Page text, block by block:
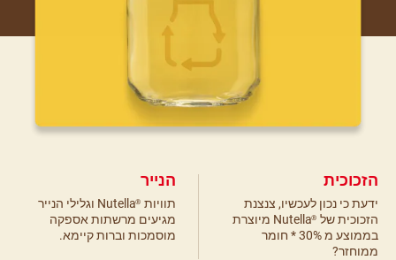
הזכוכית
ידעת כי נכון לעכשיו, צנצנת
הזכוכית של ®
Nutella מיוצרת
בממוצע מ 30% * חומר
ממוחזר?
הנייר
תוויות ®
Nutella וגלילי הנייר
מגיעים מרשתות אספקה
מוסמכות וברות קיימא.